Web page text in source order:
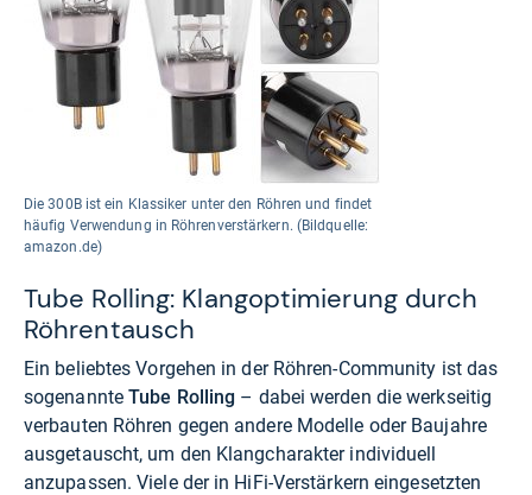
Die 300B ist ein Klassiker unter den Röhren und findet
häufig Verwendung in Röhrenverstärkern. (Bildquelle:
amazon.de)
Tube Rolling: Klangoptimierung durch
Röhrentausch
Ein beliebtes Vorgehen in der Röhren-Community ist das
sogenannteTube Rolling – dabei werden die werkseitig
verbauten Röhren gegen andere Modelle oder Baujahre
ausgetauscht, um den Klangcharakter individuell
anzupassen. Viele der in HiFi-Verstärkern eingesetzten